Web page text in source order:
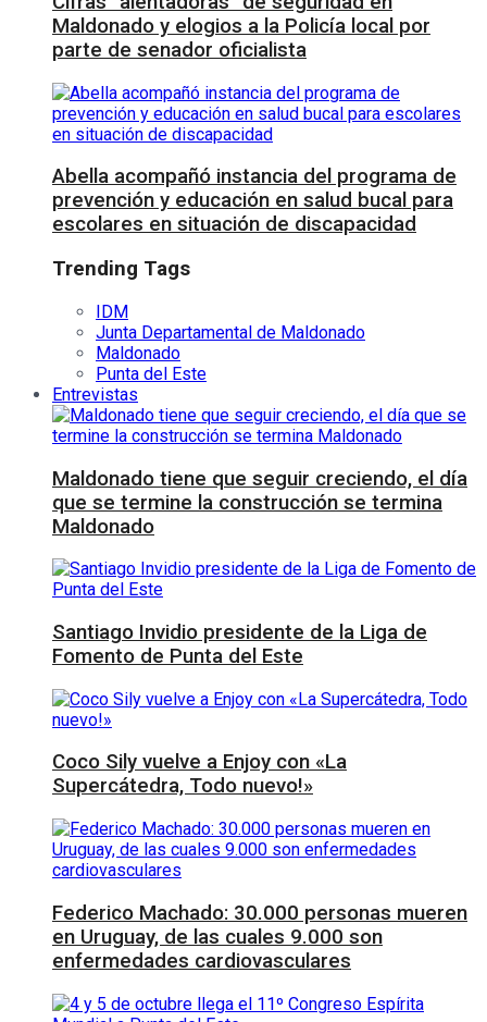
Maldonado y elogios a la Policía local por
parte de senador oficialista
Abella acompañó instancia del programa de
prevención y educación en salud bucal para
escolares en situación de discapacidad
Trending Tags
IDM
Junta Departamental de Maldonado
Maldonado
Punta del Este
Entrevistas
Maldonado tiene que seguir creciendo, el día
que se termine la construcción se termina
Maldonado
Santiago Invidio presidente de la Liga de
Fomento de Punta del Este
Coco Sily vuelve a Enjoy con «La
Supercátedra, Todo nuevo!»
Federico Machado: 30.000 personas mueren
en Uruguay, de las cuales 9.000 son
enfermedades cardiovasculares